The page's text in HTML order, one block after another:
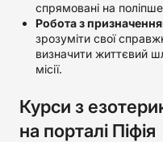
спрямовані на
Робота з
зрозуміти свої
визначити життєвий
місії.
Курси з
на порталі Піфія